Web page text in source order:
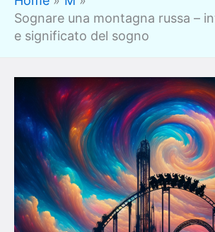
Sognare una montagna russa –
e significato del sogno